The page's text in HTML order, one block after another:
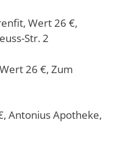
Wert 26 €,
Str. 2
26 €, Zum
Antonius Apotheke,